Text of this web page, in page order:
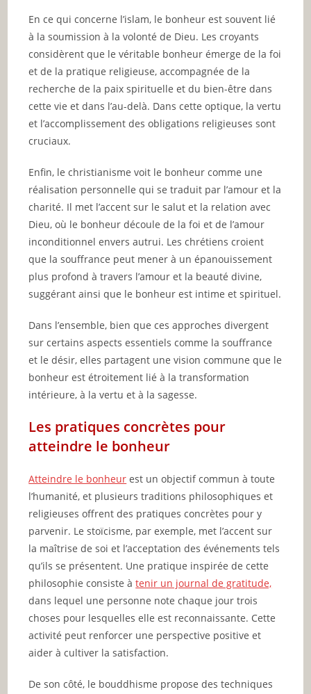
En ce qui concerne l’islam, le bonheur est souvent lié
à la soumission à la volonté de Dieu. Les croyants
considèrent que le véritable bonheur émerge de la foi
et de la pratique religieuse, accompagnée de la
recherche de la paix spirituelle et du bien-être dans
cette vie et dans l’au-delà. Dans cette optique, la vertu
et l’accomplissement des obligations religieuses sont
cruciaux.
Enfin, le christianisme voit le bonheur comme une
réalisation personnelle qui se traduit par l’amour et la
charité. Il met l’accent sur le salut et la relation avec
Dieu, où le bonheur découle de la foi et de l’amour
inconditionnel envers autrui. Les chrétiens croient
que la souffrance peut mener à un épanouissement
plus profond à travers l’amour et la beauté divine,
suggérant ainsi que le bonheur est intime et spirituel.
Dans l’ensemble, bien que ces approches divergent
sur certains aspects essentiels comme la souffrance
et le désir, elles partagent une vision commune que le
bonheur est étroitement lié à la transformation
intérieure, à la vertu et à la sagesse.
Les pratiques concrètes pour
atteindre le bonheur
Atteindre le bonheur est un objectif commun à toute
l’humanité, et plusieurs traditions philosophiques et
religieuses offrent des pratiques concrètes pour y
parvenir. Le stoïcisme, par exemple, met l’accent sur
la maîtrise de soi et l’acceptation des événements tels
qu’ils se présentent. Une pratique inspirée de cette
philosophie consiste àtenir un journal de gratitude,
dans lequel une personne note chaque jour trois
choses pour lesquelles elle est reconnaissante. Cette
activité peut renforcer une perspective positive et
aider à cultiver la satisfaction.
De son côté, le bouddhisme propose des techniques